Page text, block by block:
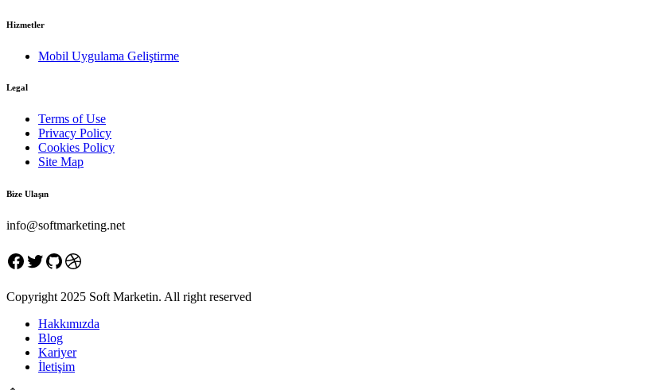
Hizmetler
Mobil Uygulama Geliştirme
Legal
Terms of Use
Privacy Policy
Cookies Policy
Site Map
Bize Ulaşın
info@softmarketing.net
Facebook
Twitter
GitHub
Dribbble
Copyright 2025 Soft Marketin. All right reserved
Hakkımızda
Blog
Kariyer
İletişim